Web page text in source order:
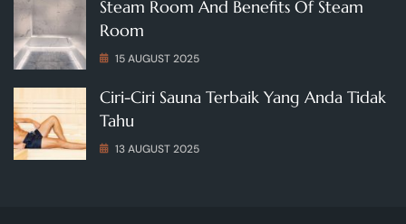
Steam Room And Benefits Of Steam
Room
15 AUGUST 2025
Ciri-Ciri Sauna Terbaik Yang Anda Tidak
Tahu
13 AUGUST 2025